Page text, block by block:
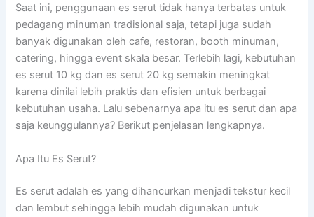
Saat ini, penggunaan es serut tidak hanya terbatas untuk
pedagang minuman tradisional saja, tetapi juga sudah
banyak digunakan oleh cafe, restoran, booth minuman,
catering, hingga event skala besar. Terlebih lagi, kebutuhan
es serut 10 kg dan es serut 20 kg semakin meningkat
karena dinilai lebih praktis dan efisien untuk berbagai
kebutuhan usaha. Lalu sebenarnya apa itu es serut dan apa
saja keunggulannya? Berikut penjelasan lengkapnya.
Apa Itu Es Serut?
Es serut adalah es yang dihancurkan menjadi tekstur kecil
dan lembut sehingga lebih mudah digunakan untuk